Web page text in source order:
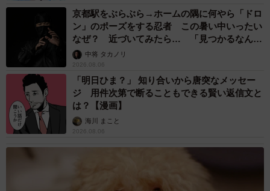
京都駅をぶらぶら→ホームの隅に何やら「ドロ
ン」のポーズをする忍者 この暑い中いったい
なぜ？ 近づいてみたら… 「見つかるなんて
未熟」中将 タカノリ
2026.08.06
「明日ひま？」 知り合いから唐突なメッセー
ジ 用件次第で断ることもできる賢い返信文と
は？【漫画】
海川 まこと
2026.08.06